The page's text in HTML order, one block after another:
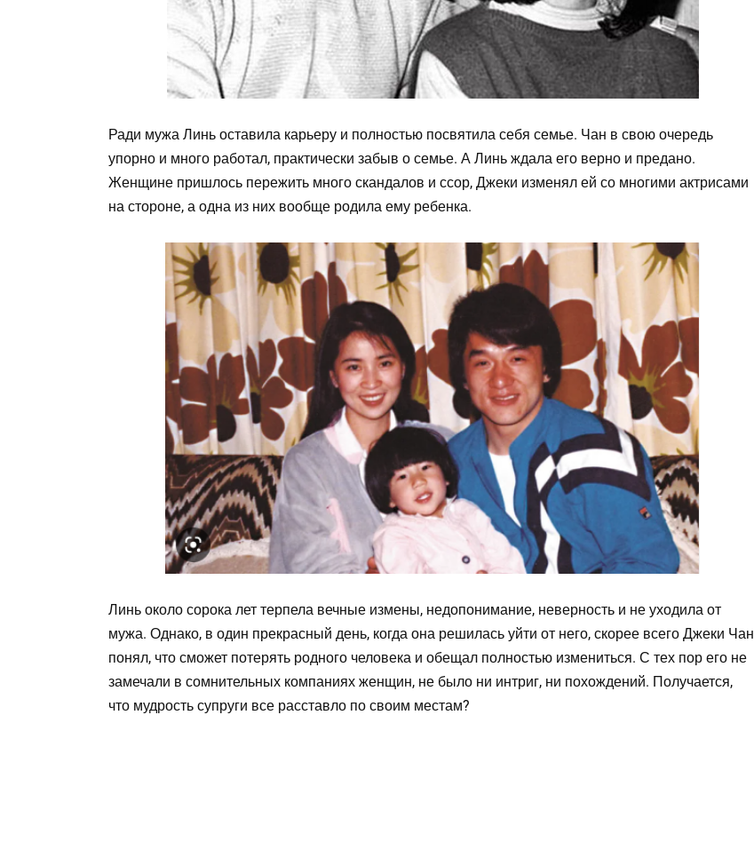
Ради мужа Линь оставила карьеру и полностью посвятила себя семье. Чан в свою очередь
упорно и много работал, практически забыв о семье. А Линь ждала его верно и предано.
Женщине пришлось пережить много скандалов и ссор, Джеки изменял ей со многими актрисами
на стороне, а одна из них вообще родила ему ребенка.
Линь около сорока лет терпела вечные измены, недопонимание, неверность и не уходила от
мужа. Однако, в один прекрасный день, когда она решилась уйти от него, скорее всего Джеки Чан
понял, что сможет потерять родного человека и обещал полностью измениться. С тех пор его не
замечали в сомнительных компаниях женщин, не было ни интриг, ни похождений. Получается,
что мудрость супруги все расставло по своим местам?